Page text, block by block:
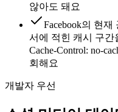
않아도 돼요
Facebook의 현
서에 적힌 캐시 구간
Cache-Control: no-
회해요
개발자 우선